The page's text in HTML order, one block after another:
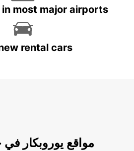
most major airports
rental cars
مواقع يوروبكار في